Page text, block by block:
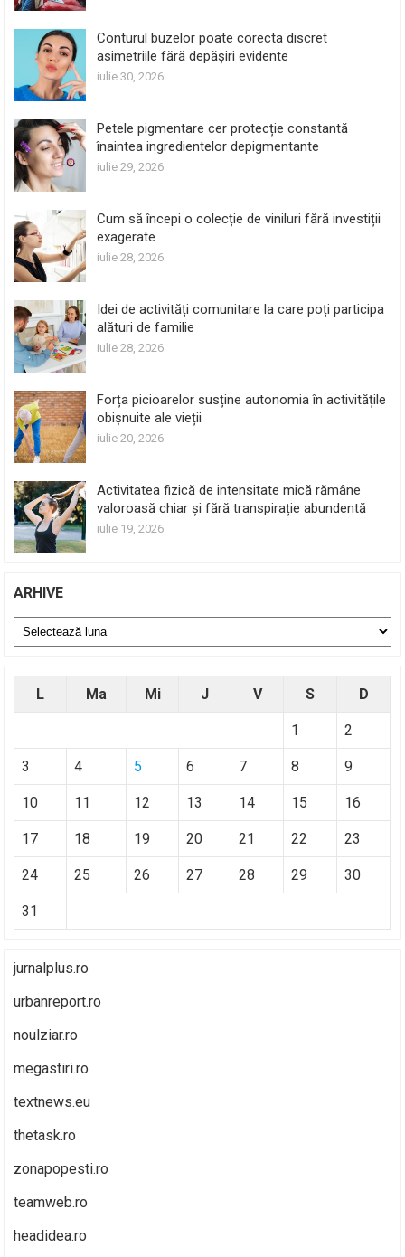
Conturul buzelor poate corecta discret
asimetriile fără depășiri evidente
iulie 30, 2026
Petele pigmentare cer protecție constantă
înaintea ingredientelor depigmentante
iulie 29, 2026
Cum să începi o colecție de viniluri fără investiții
exagerate
iulie 28, 2026
Idei de activități comunitare la care poți participa
alături de familie
iulie 28, 2026
Forța picioarelor susține autonomia în activitățile
obișnuite ale vieții
iulie 20, 2026
Activitatea fizică de intensitate mică rămâne
valoroasă chiar și fără transpirație abundentă
iulie 19, 2026
ARHIVE
Arhive
L Ma Mi J V S D
1 2
3 4 5 6 7 8 9
10 11 12 13 14 15 16
17 18 19 20 21 22 23
24 25 26 27 28 29 30
31
jurnalplus.ro
urbanreport.ro
noulziar.ro
megastiri.ro
textnews.eu
thetask.ro
zonapopesti.ro
teamweb.ro
headidea.ro